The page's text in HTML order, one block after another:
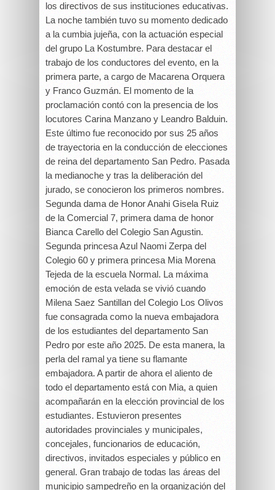
los directivos de sus instituciones educativas.
La noche también tuvo su momento dedicado
a la cumbia jujeña, con la actuación especial
del grupo La Kostumbre. Para destacar el
trabajo de los conductores del evento, en la
primera parte, a cargo de Macarena Orquera
y Franco Guzmán. El momento de la
proclamación contó con la presencia de los
locutores Carina Manzano y Leandro Balduin.
Este último fue reconocido por sus 25 años
de trayectoria en la conducción de elecciones
de reina del departamento San Pedro. Pasada
la medianoche y tras la deliberación del
jurado, se conocieron los primeros nombres.
Segunda dama de Honor Anahi Gisela Ruiz
de la Comercial 7, primera dama de honor
Bianca Carello del Colegio San Agustin.
Segunda princesa Azul Naomi Zerpa del
Colegio 60 y primera princesa Mia Morena
Tejeda de la escuela Normal. La máxima
emoción de esta velada se vivió cuando
Milena Saez Santillan del Colegio Los Olivos
fue consagrada como la nueva embajadora
de los estudiantes del departamento San
Pedro por este año 2025. De esta manera, la
perla del ramal ya tiene su flamante
embajadora. A partir de ahora el aliento de
todo el departamento está con Mia, a quien
acompañarán en la elección provincial de los
estudiantes. Estuvieron presentes
autoridades provinciales y municipales,
concejales, funcionarios de educación,
directivos, invitados especiales y público en
general. Gran trabajo de todas las áreas del
municipio sampedreño en la organización del